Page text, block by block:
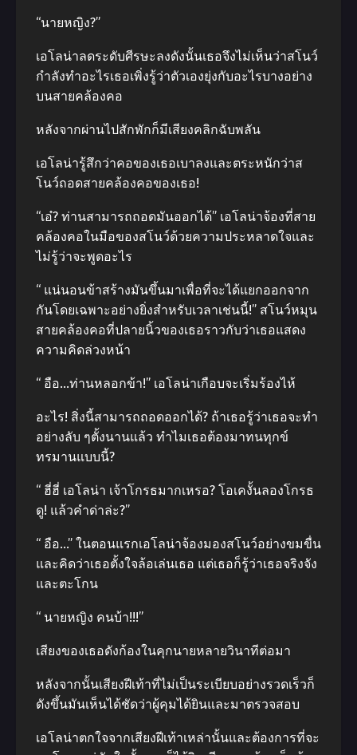
“นายหญิง?”
เอโลน่าลดระดับศีรษะลงดังนั้นเธอจึงไม่เห็นว่าสโนว์
กำลังทำอะไรเธอเพิ่งรู้ว่าตัวเองยุ่งกับอะไรบางอย่าง
บนสายคล้องคอ
หลังจากผ่านไปสักพักก็มีเสียงคลิกฉับพลัน
เอโลน่ารู้สึกว่าคอของเธอเบาลงและตระหนักว่าส
โนว์ถอดสายคล้องคอของเธอ!
“เอ๋? ท่านสามารถถอดมันออกได้” เอโลน่าจ้องที่สาย
คล้องคอในมือของสโนว์ด้วยความประหลาดใจและ
ไม่รู้ว่าจะพูดอะไร
“ แน่นอนข้าสร้างมันขึ้นมาเพื่อที่จะได้แยกออกจาก
กันโดยเฉพาะอย่างยิ่งสำหรับเวลาเช่นนี้!” สโนว์หมุน
สายคล้องคอที่ปลายนิ้วของเธอราวกับว่าเธอแสดง
ความคิดล่วงหน้า
“ อือ…ท่านหลอกข้า!” เอโลน่าเกือบจะเริ่มร้องไห้
อะไร! สิ่งนี้สามารถถอดออกได้? ถ้าเธอรู้ว่าเธอจะทำ
อย่างลับ ๆตั้งนานแล้ว ทำไมเธอต้องมาทนทุกข์
ทรมานแบบนี้?
“ ฮี่ฮี่ เอโลน่า เจ้าโกรธมากเหรอ? โอเคงั้นลองโกรธ
ดู! แล้วคำด่าล่ะ?”
“ อือ…” ในตอนแรกเอโลน่าจ้องมองสโนว์อย่างขมขื่น
และคิดว่าเธอตั้งใจล้อเล่นเธอ แต่เธอก็รู้ว่าเธอจริงจัง
และตะโกน
“ นายหญิง คนบ้า!!!”
เสียงของเธอดังก้องในคุกนายหลายวินาทีต่อมา
หลังจากนั้นเสียงฝีเท้าที่ไม่เป็นระเบียบอย่างรวดเร็วก็
ดังขึ้นมันเห็นได้ชัดว่าผู้คุมได้ยินและมาตรวจสอบ
เอโลน่าตกใจจากเสียงฝีเท้าเหล่านั้นและต้องการที่จะ